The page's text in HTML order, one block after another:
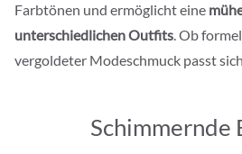
Farbtönen und ermöglicht eine
unterschiedlichen Outfits. Ob
vergoldeter Modeschmuck passt
Schimmernde